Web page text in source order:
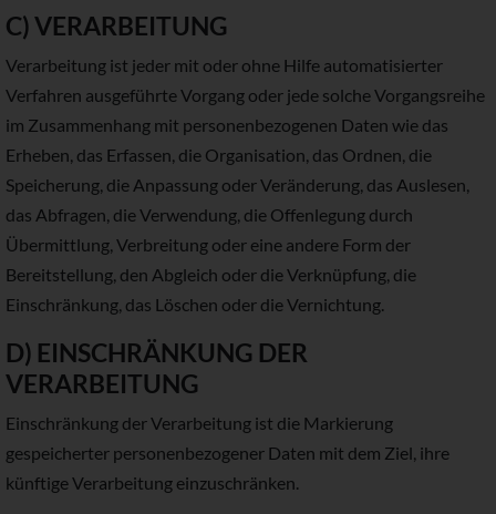
C) VERARBEITUNG
Verarbeitung ist jeder mit oder ohne Hilfe automatisierter
Verfahren ausgeführte Vorgang oder jede solche Vorgangsreihe
im Zusammenhang mit personenbezogenen Daten wie das
Erheben, das Erfassen, die Organisation, das Ordnen, die
Speicherung, die Anpassung oder Veränderung, das Auslesen,
das Abfragen, die Verwendung, die Offenlegung durch
Übermittlung, Verbreitung oder eine andere Form der
Bereitstellung, den Abgleich oder die Verknüpfung, die
Einschränkung, das Löschen oder die Vernichtung.
D) EINSCHRÄNKUNG DER
VERARBEITUNG
Einschränkung der Verarbeitung ist die Markierung
gespeicherter personenbezogener Daten mit dem Ziel, ihre
künftige Verarbeitung einzuschränken.